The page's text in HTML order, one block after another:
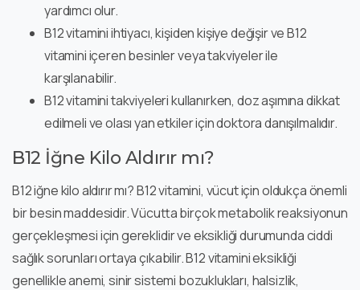
yardımcı olur.
B12 vitamini ihtiyacı, kişiden kişiye değişir ve B12
vitamini içeren besinler veya takviyeler ile
karşılanabilir.
B12 vitamini takviyeleri kullanırken, doz aşımına dikkat
edilmeli ve olası yan etkiler için doktora danışılmalıdır.
B12 İğne Kilo Aldırır mı?
B12 iğne kilo aldırır mı? B12 vitamini, vücut için oldukça önemli
bir besin maddesidir. Vücutta birçok metabolik reaksiyonun
gerçekleşmesi için gereklidir ve eksikliği durumunda ciddi
sağlık sorunları ortaya çıkabilir. B12 vitamini eksikliği
genellikle anemi, sinir sistemi bozuklukları, halsizlik,